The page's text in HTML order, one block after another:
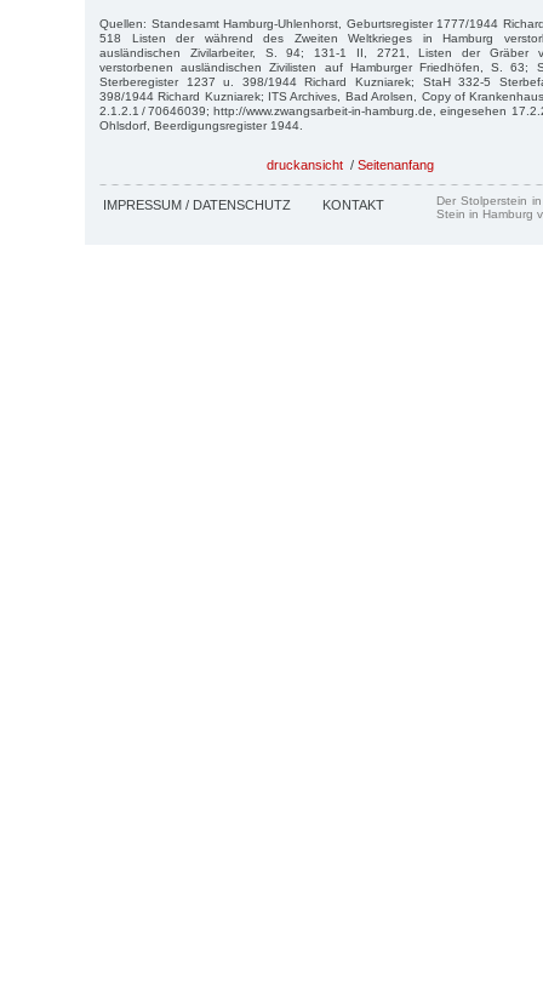
Quellen: Standesamt Hamburg-Uhlenhorst, Geburtsregister 1777/1944
518 Listen der während des Zweiten Weltkrieges in Hamburg
ausländischen Zivilarbeiter, S. 94; 131-1 II, 2721, Listen der Gräber
verstorbenen ausländischen Zivilisten auf Hamburger Friedhöfen, S. 63;
Sterberegister 1237 u. 398/1944 Richard Kuzniarek; StaH 332-5
398/1944 Richard Kuzniarek; ITS Archives, Bad Arolsen, Copy of
2.1.2.1 / 70646039; http://www.zwangsarbeit-in-hamburg.de, eingesehen
Ohlsdorf, Beerdigungsregister 1944.
druckansicht / Seitenanfang
IMPRESSUM / DATENSCHUTZ KONTAKT
Der Stolperstein
Stein in Hamburg